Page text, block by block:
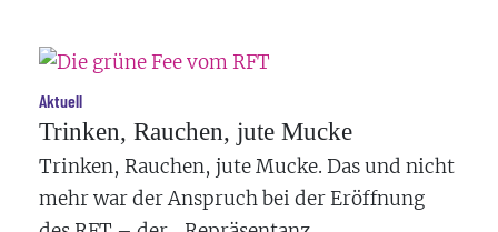
Aktuell
Trinken, Rauchen, jute Mucke
Trinken, Rauchen, jute Mucke. Das und nicht
mehr war der Anspruch bei der Eröffnung